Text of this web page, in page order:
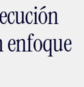
enfoque